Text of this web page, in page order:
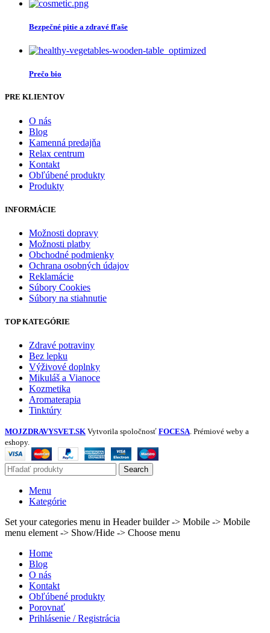
Bezpečné pitie a zdravé fľaše
Prečo bio
PRE KLIENTOV
O nás
Blog
Kamenná predajňa
Relax centrum
Kontakt
Obľúbené produkty
Produkty
INFORMÁCIE
Možnosti dopravy
Možnosti platby
Obchodné podmienky
Ochrana osobných údajov
Reklamácie
Súbory Cookies
Súbory na stiahnutie
TOP KATEGÓRIE
Zdravé potraviny
Bez lepku
Výživové doplnky
Mikuláš a Vianoce
Kozmetika
Aromaterapia
Tinktúry
MOJZDRAVYSVET.SK Vytvorila spoločnosť FOCESA. Prémiové weby a
eshopy.
Search
Menu
Kategórie
Set your categories menu in Header builder -> Mobile -> Mobile
menu element -> Show/Hide -> Choose menu
Home
Blog
O nás
Kontakt
Obľúbené produkty
Porovnať
Prihlásenie / Registrácia